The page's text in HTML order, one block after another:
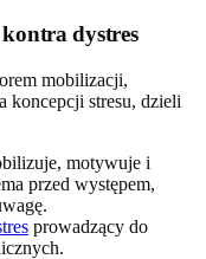
kontra dystres
mobilizacji,
koncepcji stresu, dzieli
motywuje i
przed występem,
prowadzący do